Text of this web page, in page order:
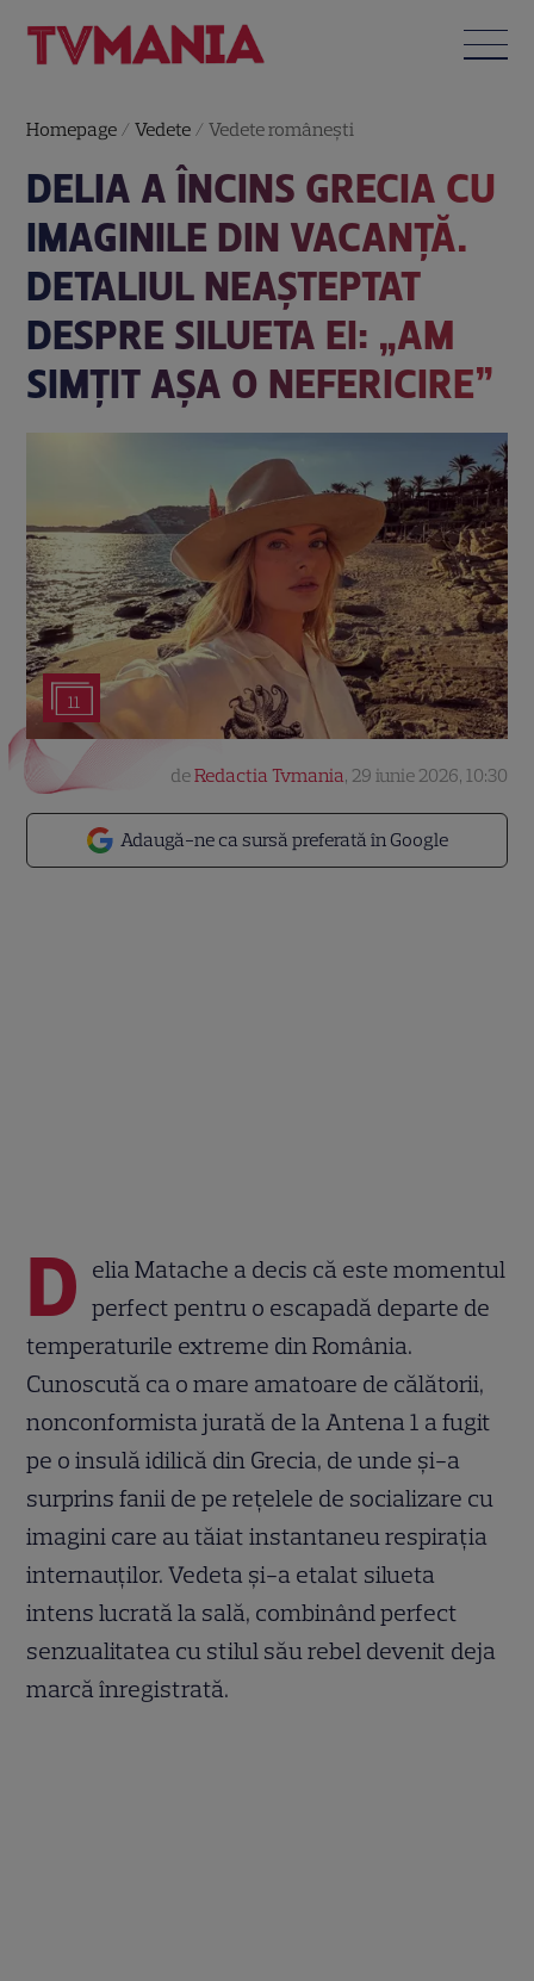
Homepage /Vedete /Vedete româneşti
DELIA A ÎNCINS GRECIA CU
IMAGINILE DIN VACANȚĂ.
DETALIUL NEAȘTEPTAT
DESPRE SILUETA EI: „AM
SIMȚIT AȘA O NEFERICIRE”
11
Adaugă-ne ca sursă preferată în Google
deRedactia Tvmania, 29 iunie 2026, 10:30
D elia Matache a decis că este momentul
perfect pentru o escapadă departe de
temperaturile extreme din România.
Cunoscută ca o mare amatoare de călătorii,
nonconformista jurată de la Antena 1 a fugit
pe o insulă idilică din Grecia, de unde și-a
surprins fanii de pe rețelele de socializare cu
imagini care au tăiat instantaneu respirația
internauților. Vedeta și-a etalat silueta
intens lucrată la sală, combinând perfect
senzualitatea cu stilul său rebel devenit deja
marcă înregistrată.